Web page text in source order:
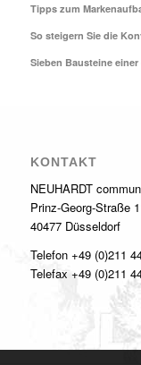
Tipps zum
So steigern Sie die
Sieben Bausteine
KONTAKT
NEUHARDT
Prinz-Georg-Straße
40477 Düsseldorf
Telefon +49 (0)211
Telefax +49 (0)211